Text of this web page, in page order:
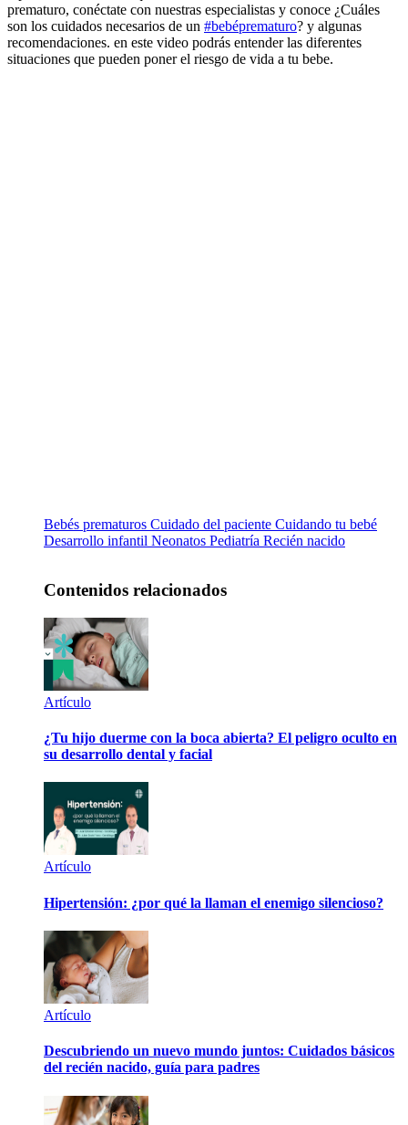
prematuro, conéctate con nuestras especialistas y conoce ¿Cuáles
son los cuidados necesarios de un #bebéprematuro? y algunas
recomendaciones. en este video podrás entender las diferentes
situaciones que pueden poner el riesgo de vida a tu bebe.
Bebés prematuros Cuidado del paciente Cuidando tu bebé
Desarrollo infantil Neonatos Pediatría Recién nacido
Contenidos relacionados
Artículo
¿Tu hijo duerme con la boca abierta? El peligro oculto en
su desarrollo dental y facial
Artículo
Hipertensión: ¿por qué la llaman el enemigo silencioso?
Artículo
Descubriendo un nuevo mundo juntos: Cuidados básicos
del recién nacido, guía para padres